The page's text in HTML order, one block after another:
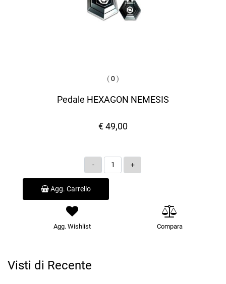
(0 )
Pedale HEXAGON NEMESIS
€ 49,00
Quantità
Agg. Carrello
Agg. Wishlist Compara
Visti di Recente